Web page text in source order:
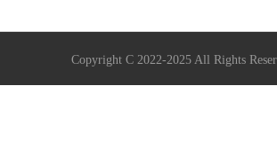
Copyright C 2022-2025 All Rights